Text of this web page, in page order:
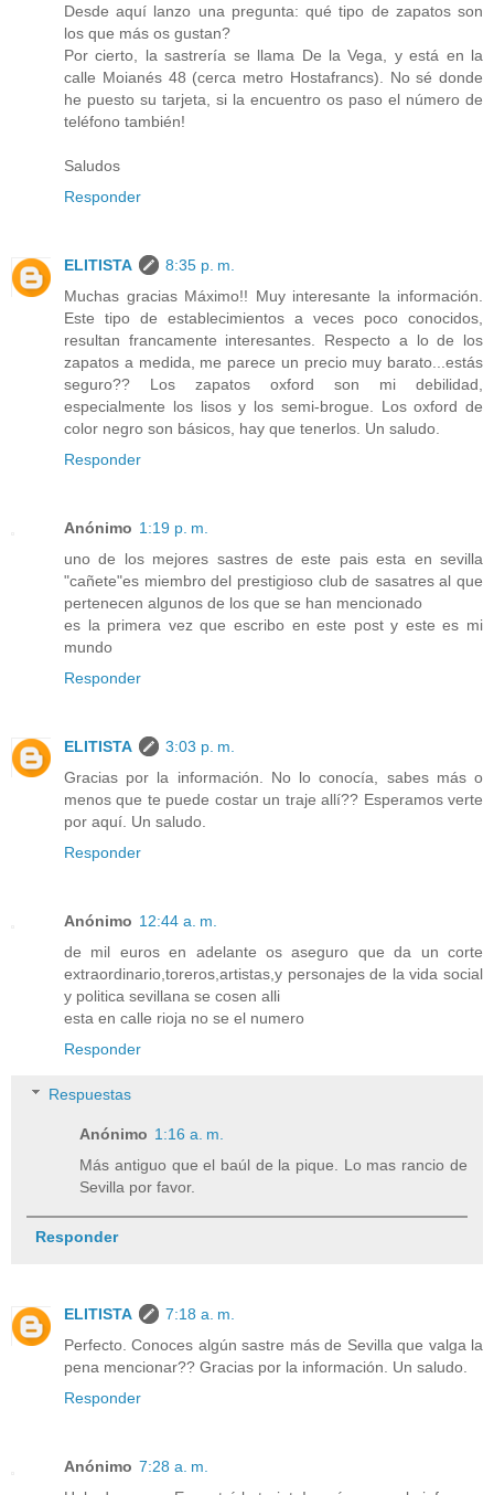
Desde aquí lanzo una pregunta: qué tipo de zapatos son
los que más os gustan?
Por cierto, la sastrería se llama De la Vega, y está en la
calle Moianés 48 (cerca metro Hostafrancs). No sé donde
he puesto su tarjeta, si la encuentro os paso el número de
teléfono también!
Saludos
Responder
ELITISTA
8:35 p. m.
Muchas gracias Máximo!! Muy interesante la información.
Este tipo de establecimientos a veces poco conocidos,
resultan francamente interesantes. Respecto a lo de los
zapatos a medida, me parece un precio muy barato...estás
seguro?? Los zapatos oxford son mi debilidad,
especialmente los lisos y los semi-brogue. Los oxford de
color negro son básicos, hay que tenerlos. Un saludo.
Responder
Anónimo 1:19 p. m.
uno de los mejores sastres de este pais esta en sevilla
"cañete"es miembro del prestigioso club de sasatres al que
pertenecen algunos de los que se han mencionado
es la primera vez que escribo en este post y este es mi
mundo
Responder
ELITISTA
3:03 p. m.
Gracias por la información. No lo conocía, sabes más o
menos que te puede costar un traje allí?? Esperamos verte
por aquí. Un saludo.
Responder
Anónimo 12:44 a. m.
de mil euros en adelante os aseguro que da un corte
extraordinario,toreros,artistas,y personajes de la vida social
y politica sevillana se cosen alli
esta en calle rioja no se el numero
Responder
Respuestas
Anónimo 1:16 a. m.
Más antiguo que el baúl de la pique. Lo mas rancio de
Sevilla por favor.
Responder
ELITISTA
7:18 a. m.
Perfecto. Conoces algún sastre más de Sevilla que valga la
pena mencionar?? Gracias por la información. Un saludo.
Responder
Anónimo 7:28 a. m.